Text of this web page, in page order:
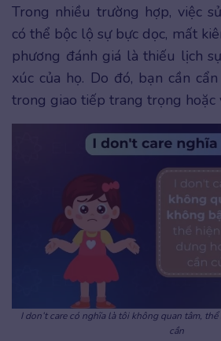
Trong nhiều trường hợp, việc
có thể bộc lộ sự bực dọc, mất
phương đánh giá là thiếu lịch
xúc của họ. Do đó, bạn cần
trong giao tiếp trang trọng hoặc
I don’t care có nghĩa là tôi không quan tâm,
cần